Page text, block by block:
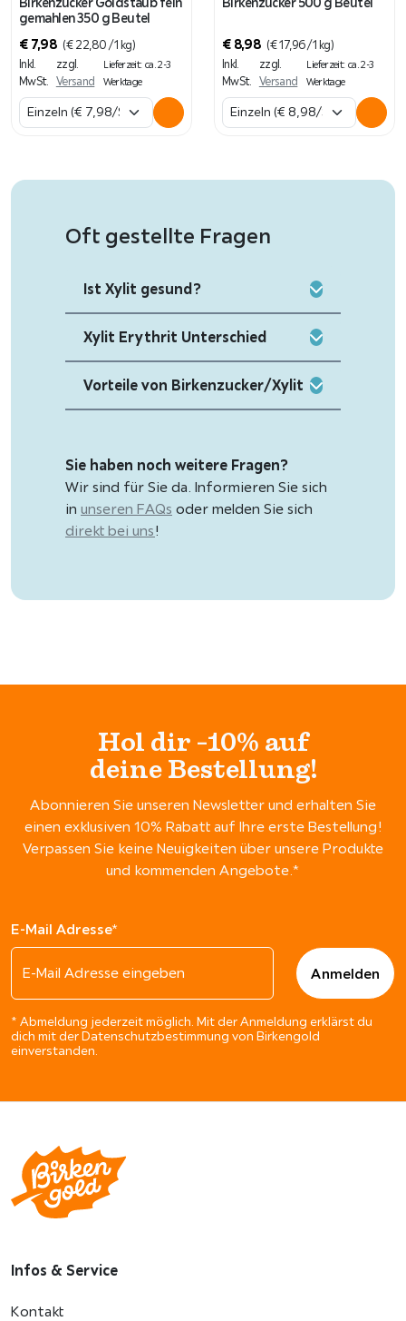
M
gemahlen 350 g Beutel
€ 7,98 (€ 22,80 / 1 kg)
Inkl.
MwSt.
zzgl.
Versand
Lieferzeit: ca. 2-3
Werktage
€ 8,98 (€17,96/ 1 kg)
Inkl.
MwSt.
zzgl.
Versand
Lieferzeit: ca. 2-3
Werktage
Oft gestellte Fragen
Ist Xylit gesund?
Xylit Erythrit Unterschied
Vorteile von Birkenzucker/Xylit
Sie haben noch weitere Fragen?
Wir sind für Sie da. Informieren Sie sich
in unseren FAQs oder melden Sie sich
direkt bei uns!
Hol dir -10% auf
deine Bestellung!
Abonnieren Sie unseren Newsletter und erhalten Sie
einen exklusiven 10% Rabatt auf Ihre erste Bestellung!
Verpassen Sie keine Neuigkeiten über unsere Produkte
und kommenden Angebote.*
E-Mail Adresse*
* Abmeldung jederzeit möglich. Mit der Anmeldung erklärst du
dich mit der Datenschutzbestimmung von Birkengold
einverstanden.
Infos & Service
Kontakt